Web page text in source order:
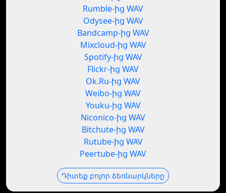
Rumble-ից WAV
Odysee-ից WAV
Bandcamp-ից WAV
Mixcloud-ից WAV
Spotify-ից WAV
Flickr-ից WAV
Ok.Ru-ից WAV
Weibo-ից WAV
Youku-ից WAV
Niconico-ից WAV
Bitchute-ից WAV
Rutube-ից WAV
Peertube-ից WAV
Դիտեք բոլոր ձեռնարկները